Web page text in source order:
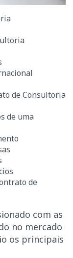
de Consultoria
de uma
de
com as
no mercado
os principais